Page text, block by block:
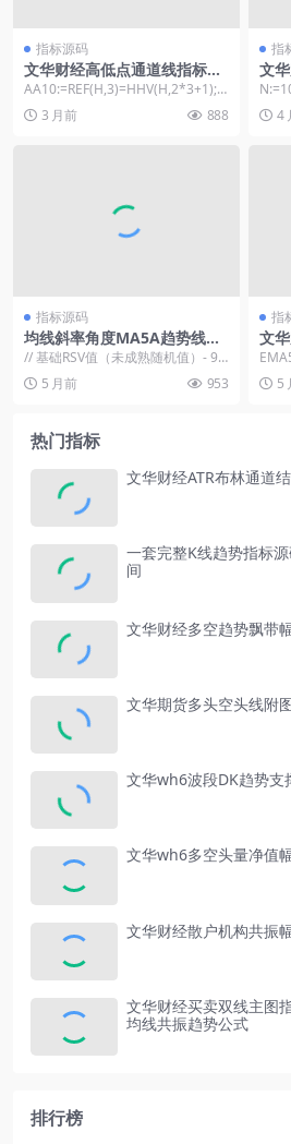
指标源码
文华财经高低点通道线指标公
式
AA10:=REF(H,3)=HHV(H,2*3+1); B
A10:=FILTE...
3 月前 888
指
文
指标
4
指标源码
均线斜率角度MA5A趋势线画
线量化交易策略
// 基础RSV值（未成熟随机值）- 9
周期 RSV9 := (CLOSE &#...
5 月前 953
指
文
多
0);
5
热门指标
文华财经ATR布林通道
一套完整K线趋势指标
间
文华财经多空趋势飘带
文华期货多头空头线附
文华wh6波段DK趋势支
文华wh6多空头量净值
文华财经散户机构共振
文华财经买卖双线主图
均线共振趋势公式
排行榜